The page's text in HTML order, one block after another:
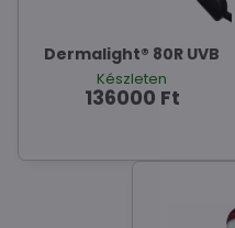
Dermalight® 80R UVB
Készleten
136000 Ft